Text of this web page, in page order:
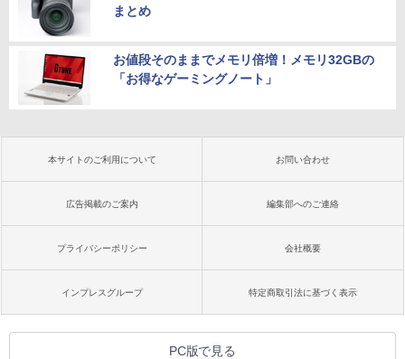
まとめ
お値段そのままでメモリ倍増！メモリ32GBの
「お得なゲーミングノート」
本サイトのご利用について お問い合わせ
広告掲載のご案内 編集部へのご連絡
プライバシーポリシー 会社概要
インプレスグループ 特定商取引法に基づく表示
PC版で見る